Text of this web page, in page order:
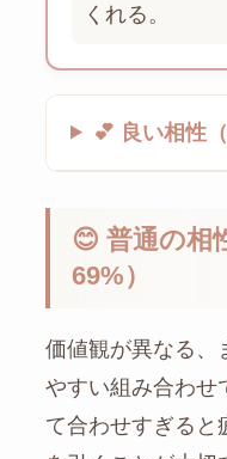
くれる。
💕 良い相性
😊 普通の相
69%）
価値観が異なる、
やすい組み合わせ
て合わせすぎると